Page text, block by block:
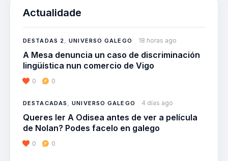
Actualidade
DESTADAS 2,UNIVERSO GALEGO 18 horas ago
A Mesa denuncia un caso de discriminación
lingüística nun comercio de Vigo
0 0
DESTACADAS ,UNIVERSO GALEGO 4 días ago
Queres ler A Odisea antes de ver a película
de Nolan? Podes facelo en galego
0 0